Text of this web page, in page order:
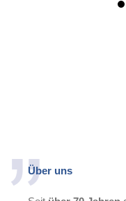
Über uns